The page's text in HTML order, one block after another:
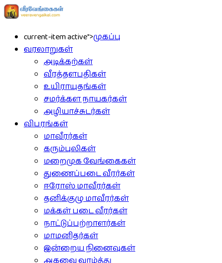
current-item active">முகப்பு
வரலாறுகள்
அடிக்கற்கள்
வீரத்தளபதிகள்
உயிராயுதங்கள்
சமர்க்கள நாயகர்கள்
அழியாச்சுடர்கள்
விபரங்கள்
மாவீரர்கள்
கரும்புலிகள்
மறைமுக வேங்கைகள்
துணைப்படை வீரர்கள்
ஈரோஸ் மாவீரர்கள்
தனிக்குழு மாவீரர்கள்
மக்கள் படை வீரர்கள்
நாட்டுப்பற்றாளர்கள்
மாமனிதர்கள்
இன்றைய நினைவுகள்